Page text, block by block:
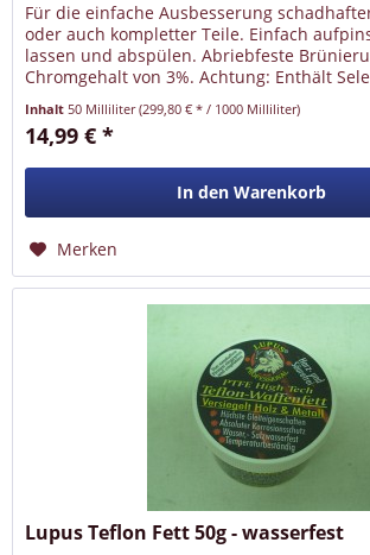
Für die einfache Ausbesserung
oder auch kompletter Teile. Einfach
lassen und abspülen. Abriebfeste
Chromgehalt von 3%. Achtung: Enthält
Inhalt50 Milliliter(299,80 € * / 1000 Milliliter)
14,99 € *
In den Warenkorb
Merken
Lupus Teflon Fett 50g - wasserfest